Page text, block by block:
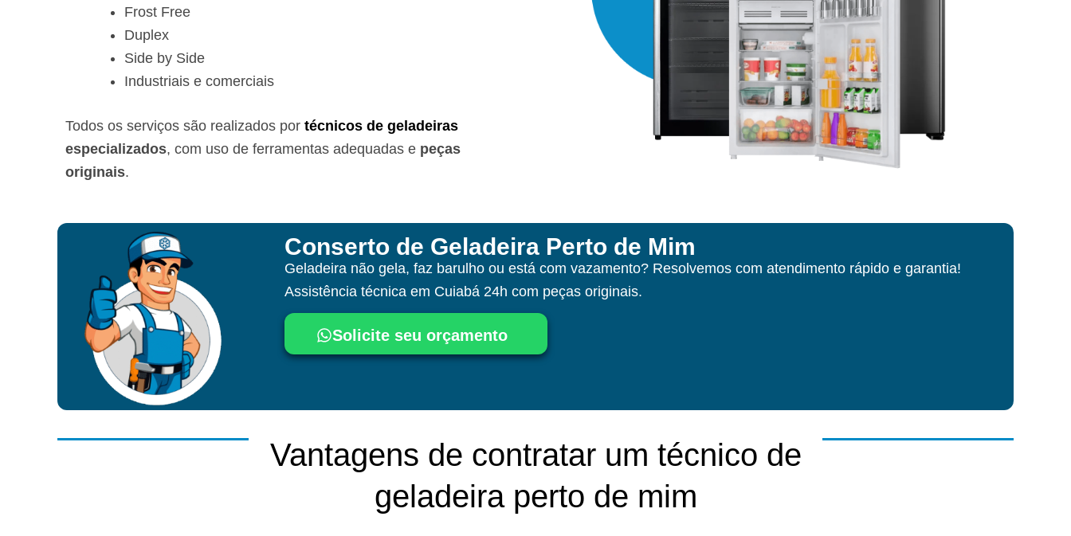
Frost Free
Duplex
Side by Side
Industriais e comerciais
Todos os serviços são realizados por técnicos de geladeiras
especializados, com uso de ferramentas adequadas e peças
originais.
Conserto de Geladeira Perto de Mim
Geladeira não gela, faz barulho ou está com vazamento? Resolvemos com atendimento rápido e garantia!
Assistência técnica em Cuiabá 24h com peças originais.
Solicite seu orçamento
Vantagens de contratar um técnico de
geladeira perto de mim